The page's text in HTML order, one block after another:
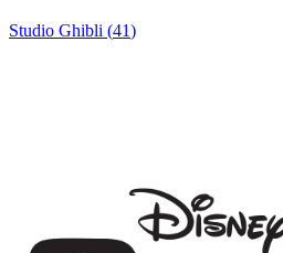
Studio Ghibli (41)